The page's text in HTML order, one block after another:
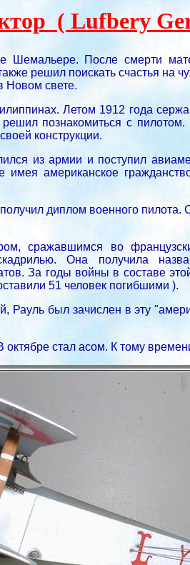
( Lufbery
Шемальере. После смерти
решил поискать счастья на
Новом свете.
Летом 1912 года
познакомиться с
конструкции.
из армии и поступил
американское
диплом военного пилота.
сражавшимся во
Она получила
За годы войны в составе
51 человек погибшими ).
Рауль был зачислен в эту
стал асом. К тому